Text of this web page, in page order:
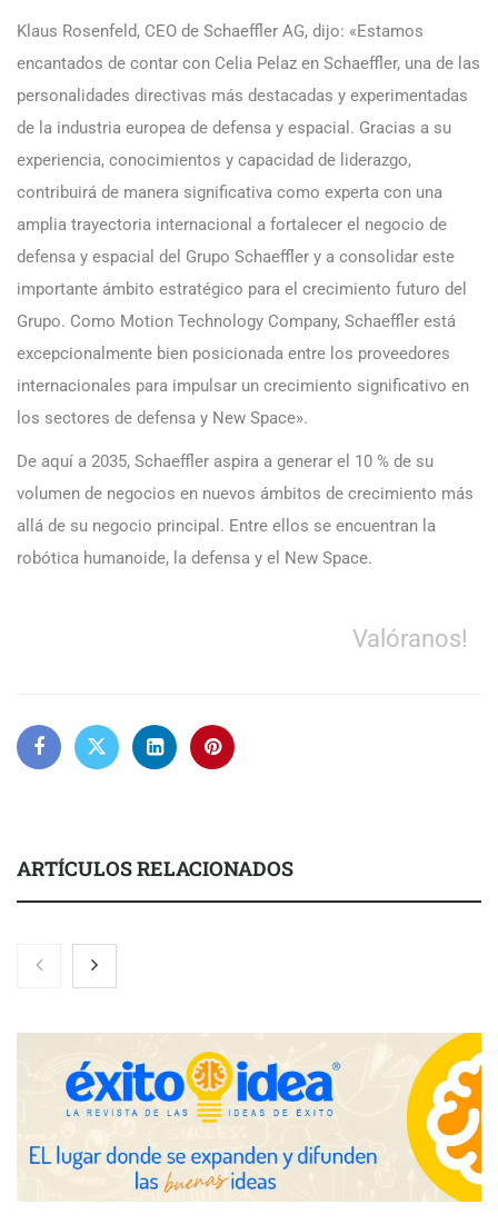
Klaus Rosenfeld, CEO de Schaeffler AG, dijo: «Estamos
encantados de contar con Celia Pelaz en Schaeffler, una de las
personalidades directivas más destacadas y experimentadas
de la industria europea de defensa y espacial. Gracias a su
experiencia, conocimientos y capacidad de liderazgo,
contribuirá de manera significativa como experta con una
amplia trayectoria internacional a fortalecer el negocio de
defensa y espacial del Grupo Schaeffler y a consolidar este
importante ámbito estratégico para el crecimiento futuro del
Grupo. Como Motion Technology Company, Schaeffler está
excepcionalmente bien posicionada entre los proveedores
internacionales para impulsar un crecimiento significativo en
los sectores de defensa y New Space».
De aquí a 2035, Schaeffler aspira a generar el 10 % de su
volumen de negocios en nuevos ámbitos de crecimiento más
allá de su negocio principal. Entre ellos se encuentran la
robótica humanoide, la defensa y el New Space.
Valóranos!
ARTÍCULOS RELACIONADOS
La luz roja, el nuevo aftersun, actúa en la recuperación de la piel
después del sol
Eulalia Roig lanza ‘The Journal’, una revista digital mensual de
entrevistas y fotografía editorial